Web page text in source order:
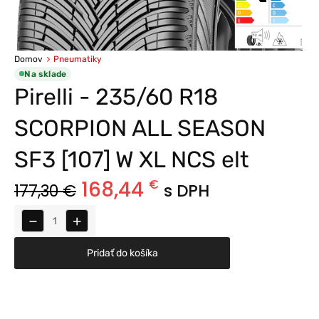
Domov
Pneumatiky
Na sklade
Pirelli - 235/60 R18
SCORPION ALL SEASON
SF3 [107] W XL NCS elt
177,30€ 168,44 € s DPH
− +
Pridať do košíka